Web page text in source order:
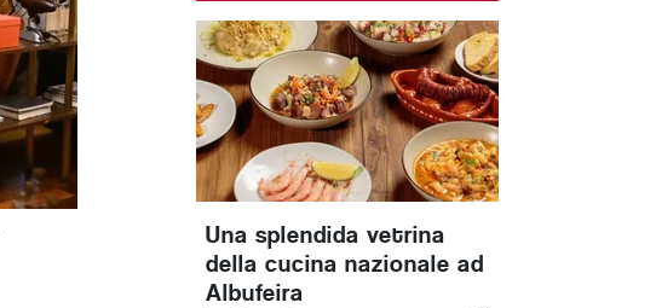
Una splendida vetrina
della cucina nazionale ad
Albufeira